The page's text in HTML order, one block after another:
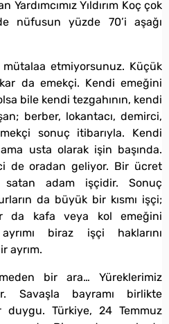
Yardımcımız Yıldırım Koç çok
nüfusun yüzde 70’i aşağı
etmiyorsunuz. Küçük
da emekçi. Kendi emeğini
bile kendi tezgahının, kendi
berber, lokantacı, demirci,
sonuç itibarıyla. Kendi
usta olarak işin başında.
de oradan geliyor. Bir ücret
satan adam işçidir. Sonuç
da büyük bir kısmı işçi;
da kafa veya kol emeğini
biraz işçi haklarını
ayrım.
bir ara… Yüreklerimiz
Savaşla bayramı birlikte
Türkiye, 24 Temmuz